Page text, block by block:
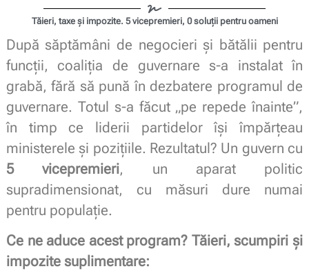
Tăieri, taxe și impozite. 5 vicepremieri, 0 soluții pentru oameni
După săptămâni de negocieri și bătălii pentru
funcții, coaliția de guvernare s-a instalat în
grabă, fără să pună în dezbatere programul de
guvernare. Totul s-a făcut „pe repede înainte”,
în timp ce liderii partidelor își împărțeau
ministerele și pozițiile. Rezultatul? Un guvern cu
5 vicepremieri, un aparat politic
supradimensionat, cu măsuri dure numai
pentru populație.
Ce ne aduce acest program? Tăieri, scumpiri și
impozite suplimentare: